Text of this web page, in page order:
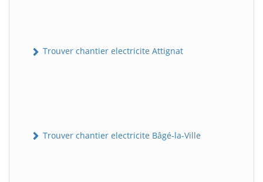
Trouver chantier electricite Attignat
Trouver chantier electricite Bâgé-la-Ville